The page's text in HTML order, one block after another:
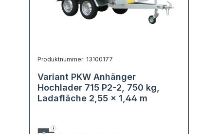
Produktnummer: 13100177
Variant PKW Anhänger
Hochlader 715 P2-2, 750 kg,
Ladafläche 2,55 x 1,44 m